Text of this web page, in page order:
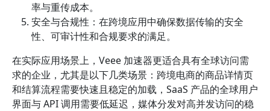
率与重传成本。
安全与合规性：在跨境应用中确保数据传输的安全
性、可审计性和合规要求的满足。
在实际应用场景上，Veee 加速器更适合具有全球访问需
求的企业，尤其是以下几类场景：跨境电商的商品详情页
和结算流程需要快速且稳定的加载，SaaS 产品的全球用户
界面与 API 调用需要低延迟，媒体分发对高并发访问的稳